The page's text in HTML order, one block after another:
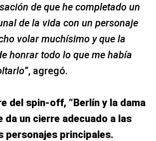
de que he completado un
de la vida con un personaje
volar muchísimo y que la
honrar todo lo que me había
”, agregó.
del spin-off, “Berlín y la dama
da un cierre adecuado a las
personajes principales.